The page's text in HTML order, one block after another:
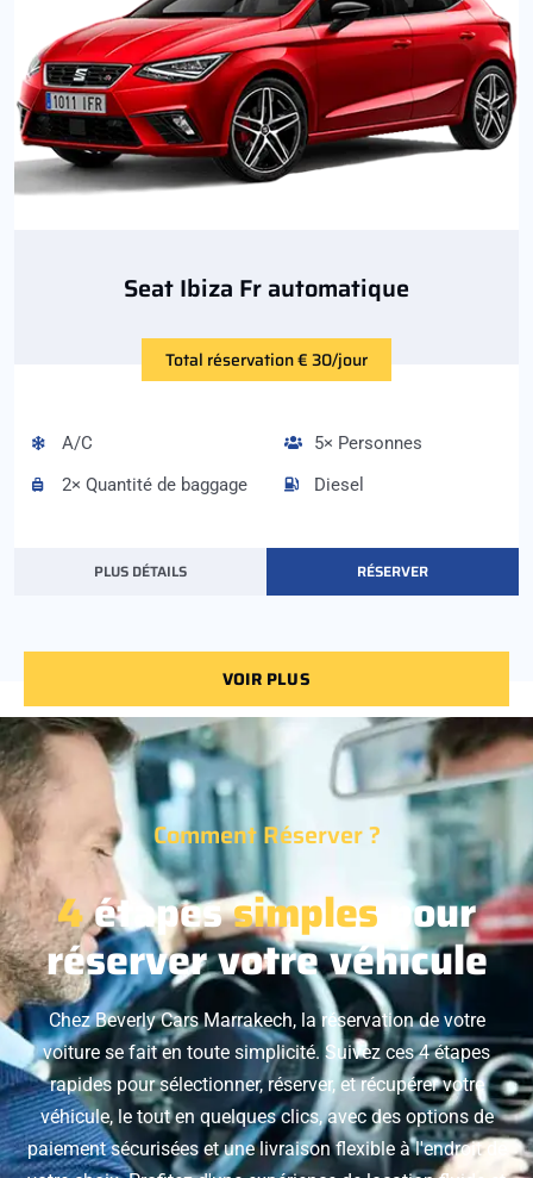
Seat Ibiza Fr automatique
Total réservation € 30/jour
A/C
2× Quantité de baggage
5× Personnes
Diesel
PLUS DÉTAILS RÉSERVER
VOIR PLUS
Comment Réserver ?
4étapessimples pour
réserver votre véhicule
Chez Beverly Cars Marrakech, la réservation de votre
voiture se fait en toute simplicité. Suivez ces 4 étapes
rapides pour sélectionner, réserver, et récupérer votre
véhicule, le tout en quelques clics, avec des options de
paiement sécurisées et une livraison flexible à l'endroit de